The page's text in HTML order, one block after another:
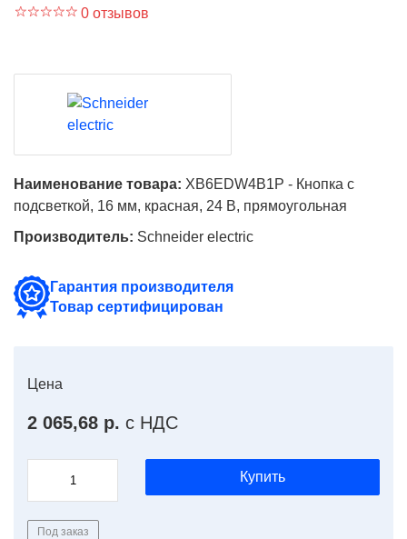
0 отзывов
Наименование товара: XB6EDW4B1P - Кнопка с
подсветкой, 16 мм, красная, 24 В, прямоугольная
Производитель: Schneider electric
Гарантия производителя
Товар сертифицирован
Цена
2 065,68 р. с НДС
Купить
Под заказ